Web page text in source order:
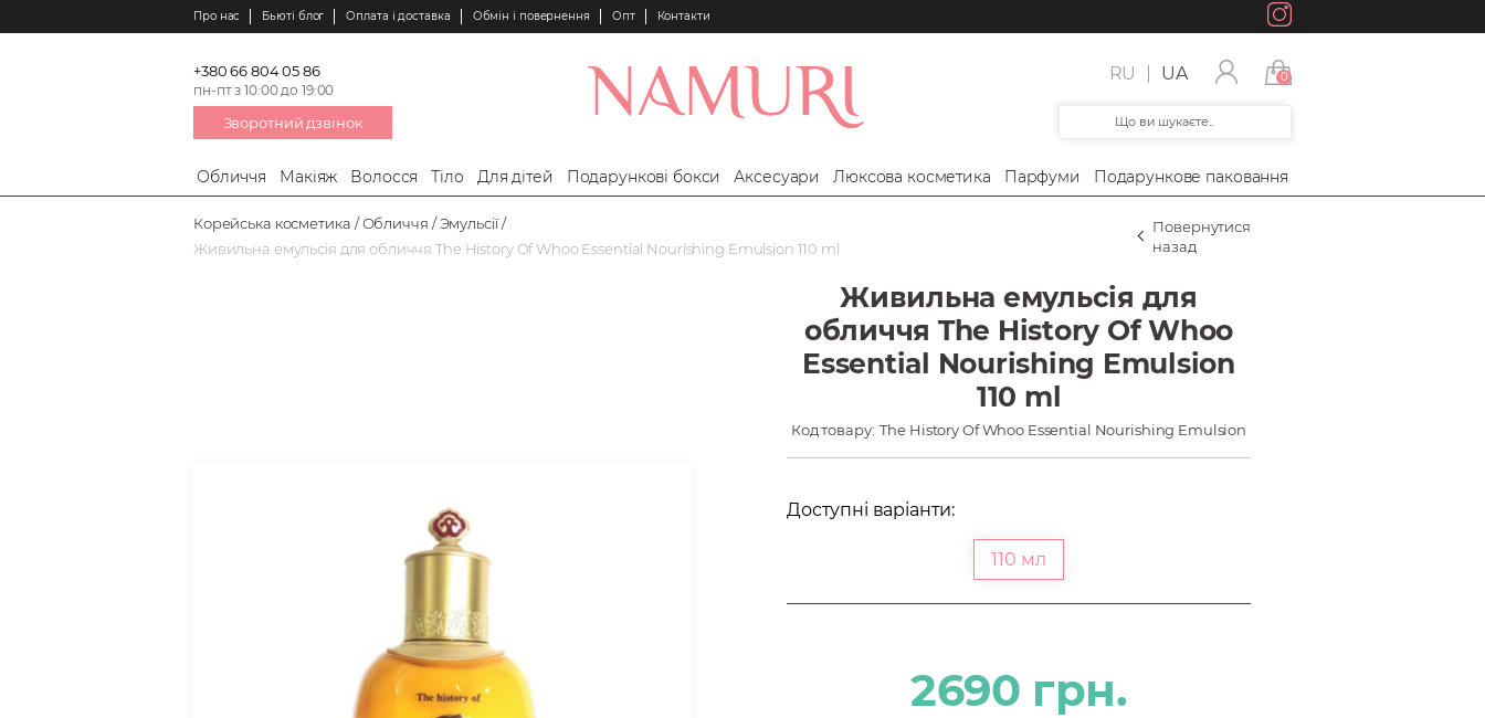
Про нас Бьюті блог Оплата і доставка Обмін і повернення Опт Контакти
+380 66 804 05 86
пн-пт з 10:00 до 19:00
Зворотний дзвінок
RU UA 0
Обличчя Макіяж Волосся Тіло Для дітей Подарункові бокси Аксесуари Люксова косметика Парфуми Подарункове паковання
Корейська косметика Обличчя
Эмульсії
Живильна емульсія для обличчя The History Of Whoo Essential Nourishing Emulsion 110 ml
Повернутися
назад
Живильна емульсія для
обличчя The History Of Whoo
Essential Nourishing Emulsion
110 ml
Код товару: The History Of Whoo Essential Nourishing Emulsion
Доступні варіанти:
110 мл
2690 грн.